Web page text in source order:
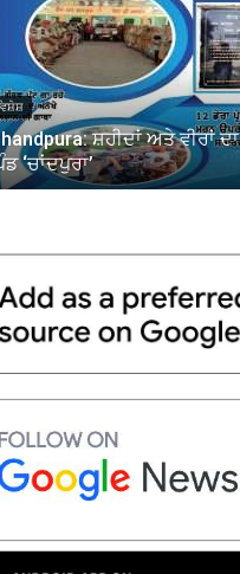
ਸ਼ਹੀਦਾਂ ਅਤੇ ਵੀਰਾਂ ਦਾ
‘ਚਾਂਦਪੁਰਾ’